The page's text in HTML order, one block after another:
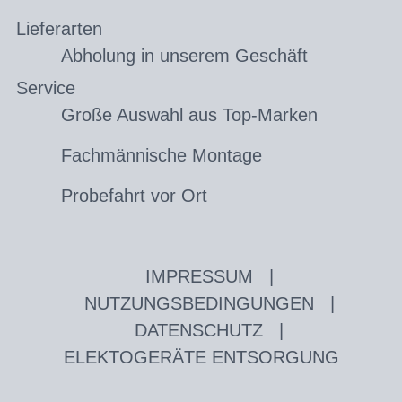
Lieferarten
Abholung in unserem Geschäft
Service
Große Auswahl aus Top-Marken
Fachmännische Montage
Probefahrt vor Ort
IMPRESSUM
NUTZUNGSBEDINGUNGEN
DATENSCHUTZ
ELEKTOGERÄTE ENTSORGUNG